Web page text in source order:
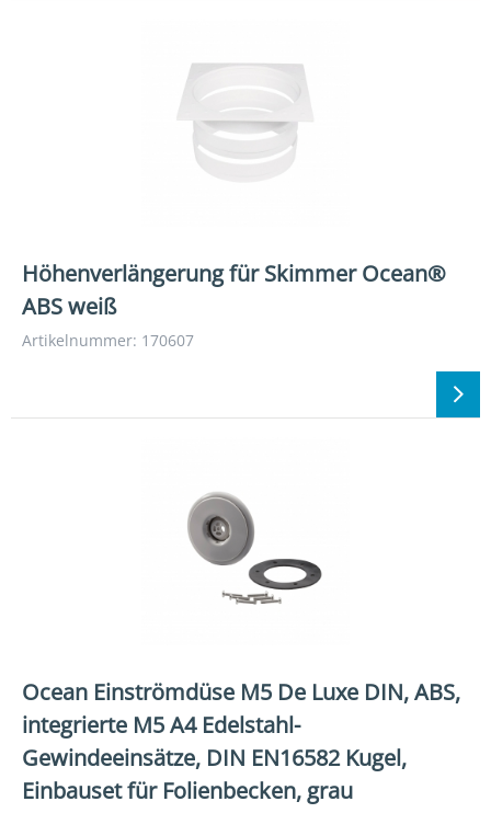
Höhenverlängerung für Skimmer Ocean®
ABS weiß
Artikelnummer: 170607
Ocean Einströmdüse M5 De Luxe DIN, ABS,
integrierte M5 A4 Edelstahl-
Gewindeeinsätze, DIN EN16582 Kugel,
Einbauset für Folienbecken, grau